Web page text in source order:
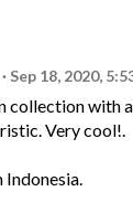
Sep 18, 2020,
collection with
Very cool!.